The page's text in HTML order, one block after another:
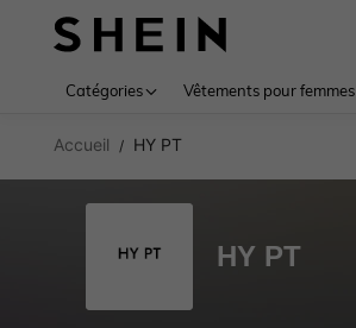
Catégories Vêtements pour femmes
Accueil / HY PT
HY PT